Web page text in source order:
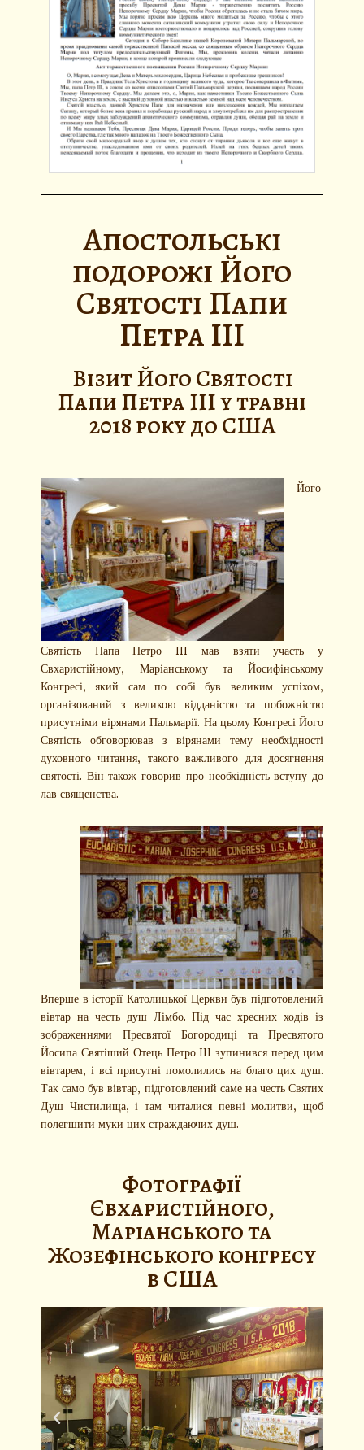
Апостольські
подорожі Його
Святості Папи
Петра III
Візит Його Святості
Папи Петра III у травні
2018 року до США
Його
Святість Папа Петро III мав взяти участь у
Євхаристійному, Маріанському та Йосифінському
Конгресі, який сам по собі був великим успіхом,
організований з великою відданістю та побожністю
присутніми вірянами Пальмарії. На цьому Конгресі Його
Святість обговорював з вірянами тему необхідності
духовного читання, такого важливого для досягнення
святості. Він також говорив про необхідність вступу до
лав священства.
Вперше в історії Католицької Церкви був підготовлений
вівтар на честь душ Лімбо. Під час хресних ходів із
зображеннями Пресвятої Богородиці та Пресвятого
Йосипа Святіший Отець Петро III зупинився перед цим
вівтарем, і всі присутні помолились на благо цих душ.
Так само був вівтар, підготовлений саме на честь Святих
Душ Чистилища, і там читалися певні молитви, щоб
полегшити муки цих страждаючих душ.
Фотографії
Євхаристійного,
Маріанського та
Жозефінського конгресу
в США